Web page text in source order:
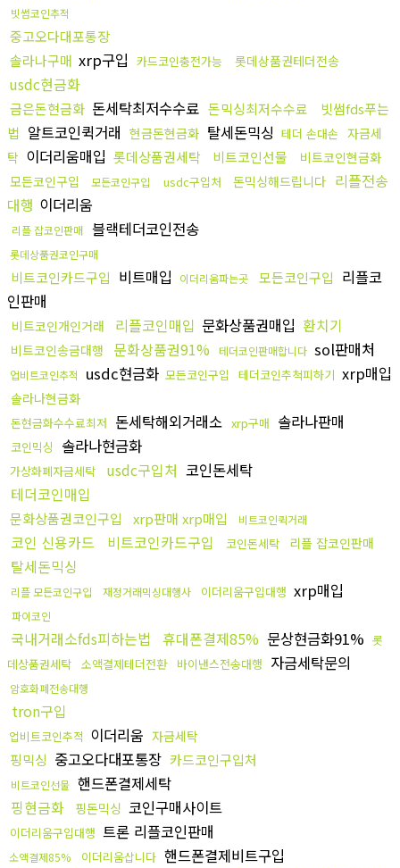
빗썸코인추적
중고오다대포통장
솔라나구매 xrp구입 카드코인충전가능 롯데상품권테더전송
usdc현금화
금은돈현금화 돈세탁최저수수료 돈믹싱최저수수료
빗썸fds푸는
법 알트코인퀵거래 현금돈현금화 탈세돈믹싱 테더 손대손 자금세
탁 이더리움매입 롯데상품권세탁 비트코인선물
비트코인현금화
모든코인구입
모든코인구입 usdc구입처 돈믹싱해드립니다 리플전송
대행 이더리움
리플 잡코인판매 블랙테더코인전송
롯데상품권코인구매
비트코인카드구입 비트매입 이더리움파는곳 모든코인구입 리플코
인판매
비트코인개인거래 리플코인매입 문화상품권매입 환치기
비트코인송금대행 문화상품권91% 테더코인판매합니다 sol판매처
업비트코인추적 usdc현금화 모든코인구입 테더코인추척피하기 xrp매입
솔라나현금화
돈현금화수수료최저 돈세탁해외거래소 xrp구매 솔라나판매
코인믹싱 솔라나현금화
가상화폐자금세탁 usdc구입처 코인돈세탁
테더코인매입
문화상품권코인구입 xrp판매 xrp매입 비트코인퀵거래
코인 신용카드 비트코인카드구입 코인돈세탁 리플 잡코인판매
탈세돈믹싱
리플 모든코인구입 재정거래믹싱대행사 이더리움구입대행 xrp매입
파이코인
국내거래소fds피하는법 휴대폰결제85% 문상현금화91% 롯
데상품권세탁 소액결제테더전환 바이낸스전송대행 자금세탁문의
암호화폐전송대행
tron구입
업비트코인추적 이더리움 자금세탁
핑믹싱 중고오다대포통장 카드코인구입처
비트코인선물 핸드폰결제세탁
핑현금화
핑돈믹싱 코인구매사이트
이더리움구입대행 트론 리플코인판매
소액결제85% 이더리움삽니다 핸드폰결제비트구입